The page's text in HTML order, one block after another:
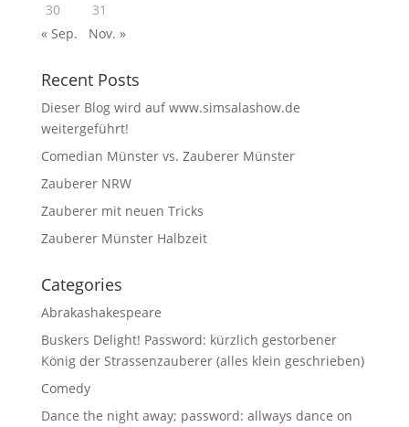
30
31
« Sep.
Nov. »
Recent Posts
Dieser Blog wird auf www.simsalashow.de
weitergeführt!
Comedian Münster vs. Zauberer Münster
Zauberer NRW
Zauberer mit neuen Tricks
Zauberer Münster Halbzeit
Categories
Abrakashakespeare
Buskers Delight! Password: kürzlich gestorbener
König der Strassenzauberer (alles klein geschrieben)
Comedy
Dance the night away; password: allways dance on